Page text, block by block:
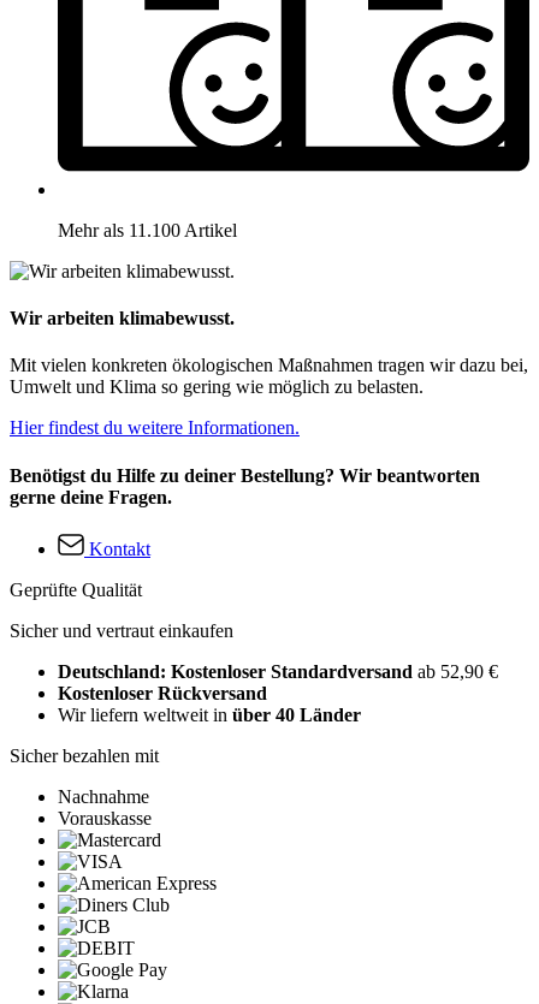
Mehr als 11.100 Artikel
Wir arbeiten klimabewusst.
Mit vielen konkreten ökologischen Maßnahmen tragen wir dazu bei,
Umwelt und Klima so gering wie möglich zu belasten.
Hier findest du weitere Informationen.
Benötigst du Hilfe zu deiner Bestellung? Wir beantworten
gerne deine Fragen.
Kontakt
Geprüfte Qualität
Sicher und vertraut einkaufen
Deutschland: Kostenloser Standardversand ab 52,90 €
Kostenloser Rückversand
Wir liefern weltweit in über 40 Länder
Sicher bezahlen mit
Nachnahme
Vorauskasse